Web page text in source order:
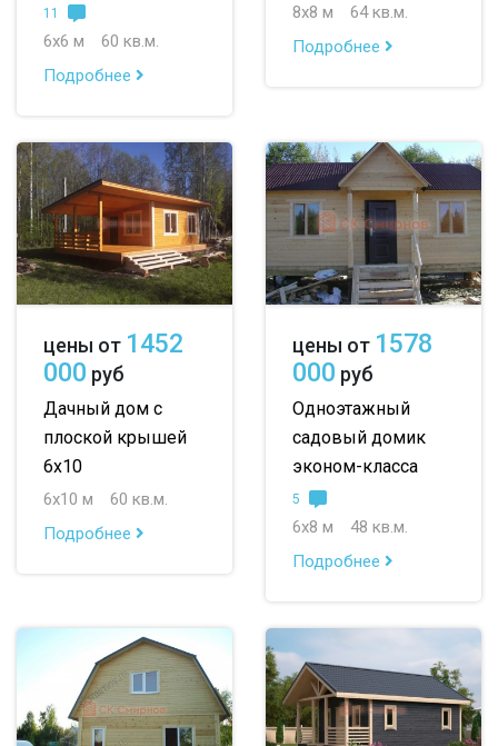
11
6х6 м
60 кв.м.
Подробнее
8х8 м
64 кв.м.
Подробнее
цены от 1452
000 руб
Дачный дом с
плоской крышей
6х10
6х10 м
60 кв.м.
Подробнее
цены от 1578
000 руб
Одноэтажный
садовый домик
эконом-класса
5
6х8 м
48 кв.м.
Подробнее